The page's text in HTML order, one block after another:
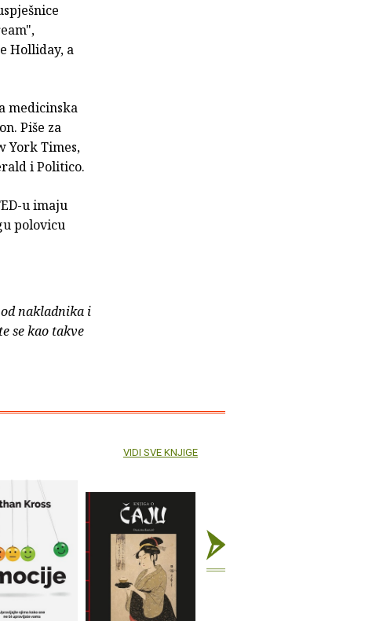
Holliday, a
medicinska
Piše za
York Times,
i Politico.
u imaju
polovicu
nakladnika i
se kao takve
VIDI SVE KNJIGE